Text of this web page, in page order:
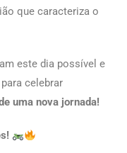
que caracteriza o
este dia possível e
celebrar
uma nova jornada!